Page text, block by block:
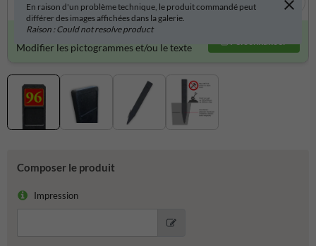
En raison d'un problème technique, le produit commandé peut
différer des images affichées dans la galerie.
Raison : Could not resolve product
Produit personnalisable ?
Modifier les pictogrammes et/ou le texte
Personnaliser
Composer le produit
Impression